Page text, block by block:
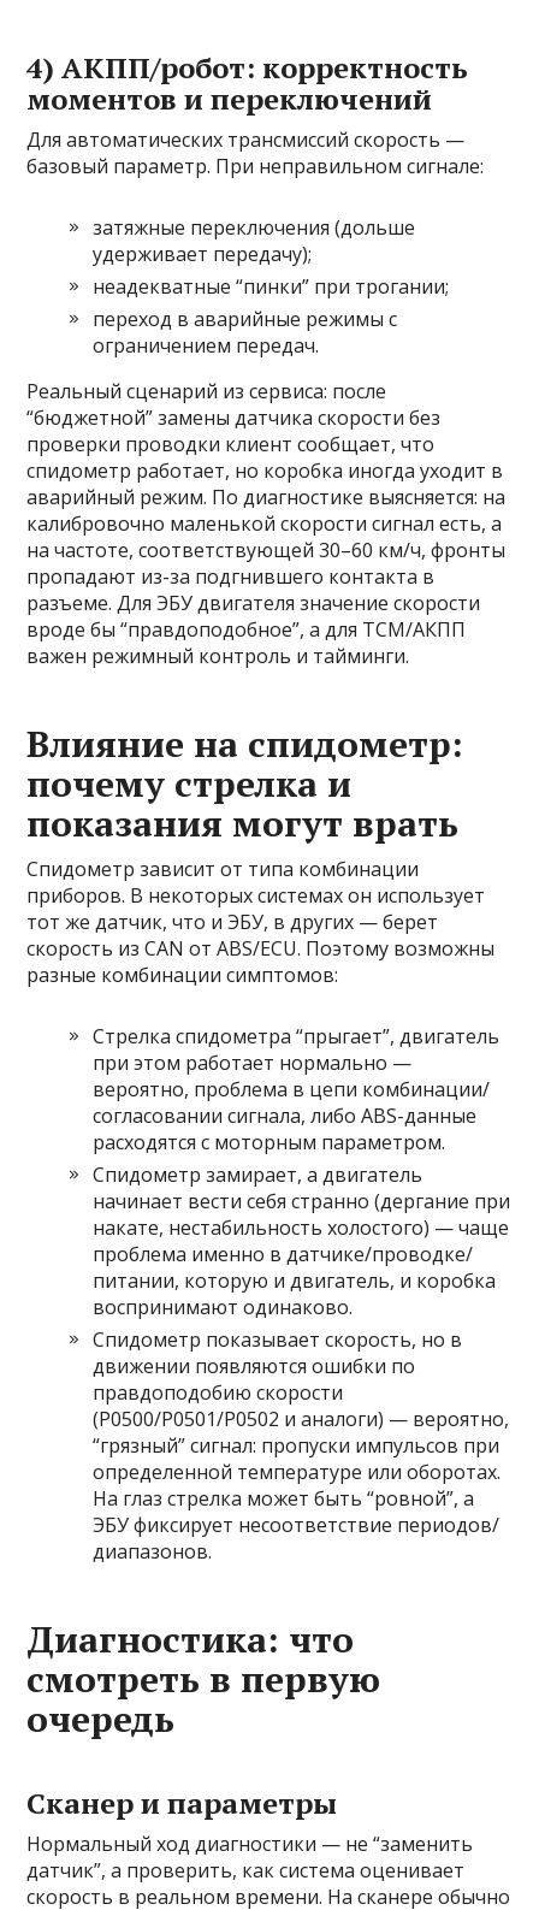
4) АКПП/робот: корректность
моментов и переключений
Для автоматических трансмиссий скорость —
базовый параметр. При неправильном сигнале:
затяжные переключения (дольше
удерживает передачу);
неадекватные “пинки” при трогании;
переход в аварийные режимы с
ограничением передач.
Реальный сценарий из сервиса: после
“бюджетной” замены датчика скорости без
проверки проводки клиент сообщает, что
спидометр работает, но коробка иногда уходит в
аварийный режим. По диагностике выясняется: на
калибровочно маленькой скорости сигнал есть, а
на частоте, соответствующей 30–60 км/ч, фронты
пропадают из-за подгнившего контакта в
разъеме. Для ЭБУ двигателя значение скорости
вроде бы “правдоподобное”, а для TCM/АКПП
важен режимный контроль и тайминги.
Влияние на спидометр:
почему стрелка и
показания могут врать
Спидометр зависит от типа комбинации
приборов. В некоторых системах он использует
тот же датчик, что и ЭБУ, в других — берет
скорость из CAN от ABS/ECU. Поэтому возможны
разные комбинации симптомов:
Стрелка спидометра “прыгает”, двигатель
при этом работает нормально —
вероятно, проблема в цепи комбинации/
согласовании сигнала, либо ABS-данные
расходятся с моторным параметром.
Спидометр замирает, а двигатель
начинает вести себя странно (дергание при
накате, нестабильность холостого) — чаще
проблема именно в датчике/проводке/
питании, которую и двигатель, и коробка
воспринимают одинаково.
Спидометр показывает скорость, но в
движении появляются ошибки по
правдоподобию скорости
(P0500/P0501/P0502 и аналоги) — вероятно,
“грязный” сигнал: пропуски импульсов при
определенной температуре или оборотах.
На глаз стрелка может быть “ровной”, а
ЭБУ фиксирует несоответствие периодов/
диапазонов.
Диагностика: что
смотреть в первую
очередь
Сканер и параметры
Нормальный ход диагностики — не “заменить
датчик”, а проверить, как система оценивает
скорость в реальном времени. На сканере обычно